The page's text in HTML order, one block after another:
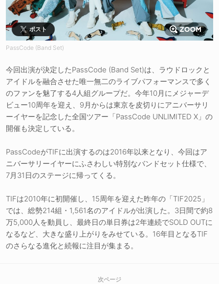
ポスト
PassCode (Band Set)
今回出演が決定したPassCode (Band Set)は、ラウドロックと
アイドルを融合させた唯一無二のライブパフォーマンスで多く
のファンを魅了する4人組グループだ。今年10月にメジャーデ
ビュー10周年を迎え、9月からは東京を皮切りにアニバーサリ
ーイヤーを記念した全国ツアー「PassCode UNLIMITED X」の
開催も決定している。
PassCodeがTIFに出演するのは2016年以来となり、今回はア
ニバーサリーイヤーにふさわしい特別なバンドセット仕様で、
7月31日のステージに帰ってくる。
TIFは2010年に初開催し、15周年を迎えた昨年の「TIF2025」
では、総勢214組・1,561名のアイドルが出演した。3日間で約8
万5,000人を動員し、最終日の単日券は2年連続でSOLD OUTに
なるなど、大きな盛り上がりをみせている。16年目となるTIF
のさらなる進化と続報に注目が集まる。
次ページ